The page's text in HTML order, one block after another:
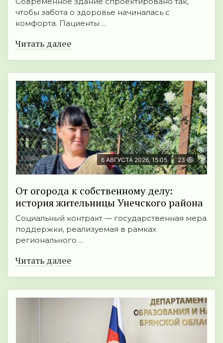
чтобы забота о здоровье начиналась с
комфорта. Пациенты ...
Читать далее
6 АВГУСТА 2026, 15:05 23
От огорода к собственному делу:
история жительницы Унечского района
Социальный контракт — государственная мера
поддержки, реализуемая в рамках
регионального ...
Читать далее